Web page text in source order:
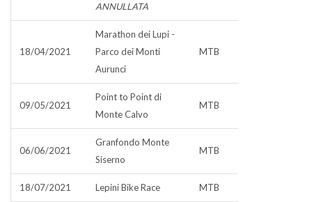
ANNULLATA
18/04/2021
Marathon dei Lupi -
Parco dei Monti
Aurunci
MTB
09/05/2021
Point to Point di
Monte Calvo
MTB
06/06/2021
Granfondo Monte
Siserno
MTB
18/07/2021 Lepini Bike Race MTB